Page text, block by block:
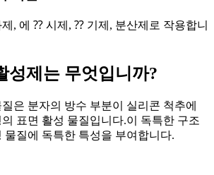
, 에 ⁇ 시제, ⁇ 기제, 분산제로 작용합니
성제는 무엇입니까?
은 분자의 방수 부분이 실리콘 척추에
표면 활성 물질입니다.이 독특한 구조
물질에 독특한 특성을 부여합니다.